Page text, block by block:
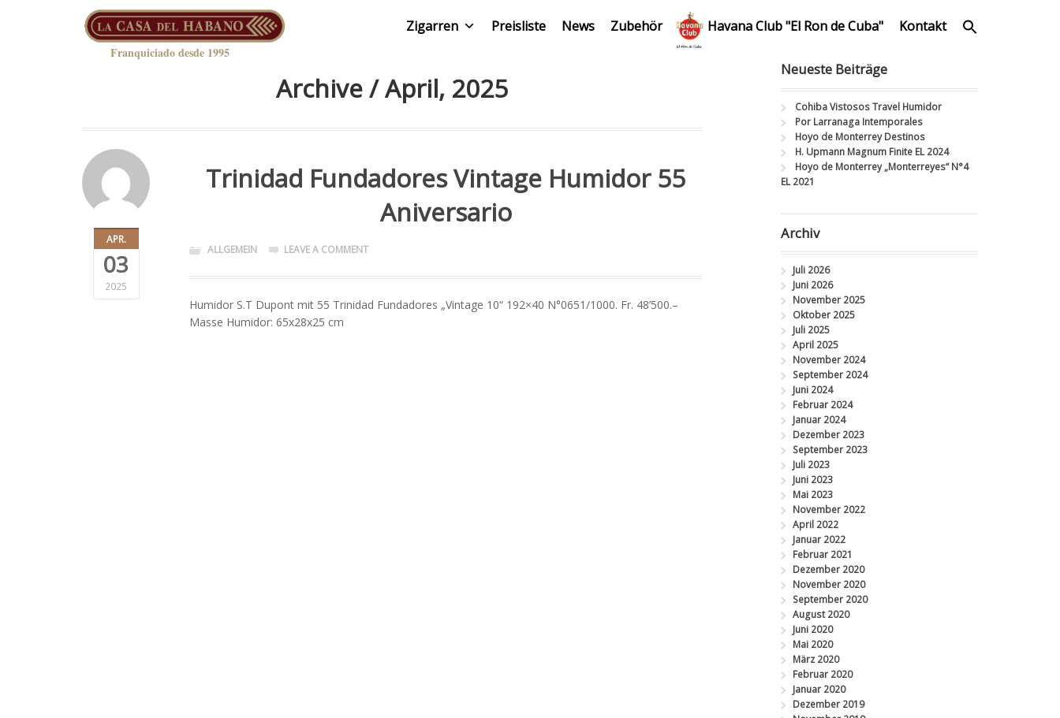
Franquiciado desde 1995
Zigarren Preisliste News Zubehör Havana Club "El Ron de Cuba" Kontakt
Archive / April, 2025
APR.
03
2025
Trinidad Fundadores Vintage Humidor 55
Aniversario
ALLGEMEIN LEAVE A COMMENT
Humidor S.T Dupont mit 55 Trinidad Fundadores „Vintage 10“ 192×40 N°0651/1000. Fr. 48’500.–
Masse Humidor: 65x28x25 cm
Neueste Beiträge
Cohiba Vistosos Travel Humidor
Por Larranaga Intemporales
Hoyo de Monterrey Destinos
H. Upmann Magnum Finite EL 2024
Hoyo de Monterrey „Monterreyes“ N°4
EL 2021
Archiv
Juli 2026
Juni 2026
November 2025
Oktober 2025
Juli 2025
April 2025
November 2024
September 2024
Juni 2024
Februar 2024
Januar 2024
Dezember 2023
September 2023
Juli 2023
Juni 2023
Mai 2023
November 2022
April 2022
Januar 2022
Februar 2021
Dezember 2020
November 2020
September 2020
August 2020
Juni 2020
Mai 2020
März 2020
Februar 2020
Januar 2020
Dezember 2019